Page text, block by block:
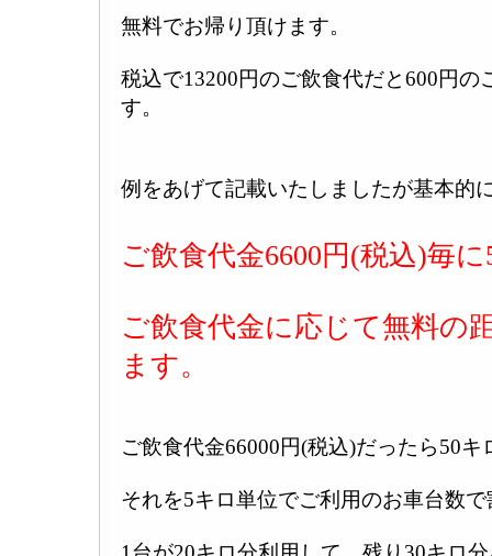
無料でお帰り頂けます。
税込で13200円のご飲食代だと600円の
す。
例をあげて記載いたしましたが基本的
ご飲食代金6600円(税込)毎
ご飲食代金に応じて無料の
ます。
ご飲食代金66000円(税込)だったら50キ
それを5キロ単位でご利用のお車台数